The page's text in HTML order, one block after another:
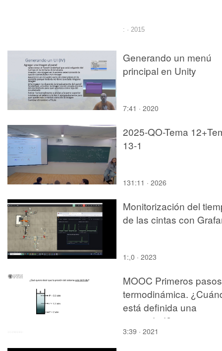
: · 2015
Generando un menú
principal en Unity
7:41 · 2020
2025-QO-Tema
13-1
131:11 · 2026
Monitorización del
de las cintas con
1:,0 · 2023
MOOC Primeros pasos
termodinámica.
está definida una
propiedad?
3:39 · 2021